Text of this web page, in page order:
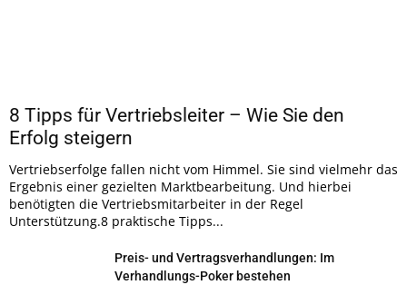
8 Tipps für Vertriebsleiter – Wie Sie den
Erfolg steigern
Vertriebserfolge fallen nicht vom Himmel. Sie sind vielmehr das
Ergebnis einer gezielten Marktbearbeitung. Und hierbei
benötigten die Vertriebsmitarbeiter in der Regel
Unterstützung.8 praktische Tipps...
Preis- und Vertragsverhandlungen: Im
Verhandlungs-Poker bestehen